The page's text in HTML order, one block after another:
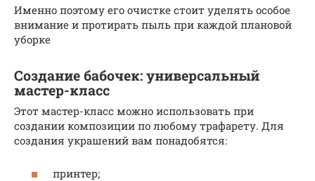
Именно поэтому его очистке стоит уделять особое
внимание и протирать пыль при каждой плановой
уборке
Создание бабочек: универсальный
мастер-класс
Этот мастер-класс можно использовать при
создании композиции по любому трафарету. Для
создания украшений вам понадобятся:
принтер;